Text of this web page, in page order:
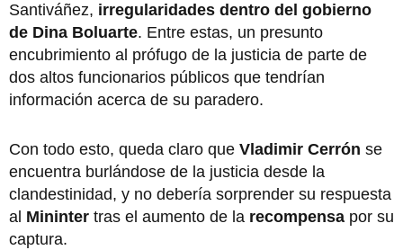
Santiváñez, irregularidades dentro del gobierno
de Dina Boluarte. Entre estas, un presunto
encubrimiento al prófugo de la justicia de parte de
dos altos funcionarios públicos que tendrían
información acerca de su paradero.
Con todo esto, queda claro que Vladimir Cerrón se
encuentra burlándose de la justicia desde la
clandestinidad, y no debería sorprender su respuesta
al Mininter tras el aumento de la recompensa por su
captura.